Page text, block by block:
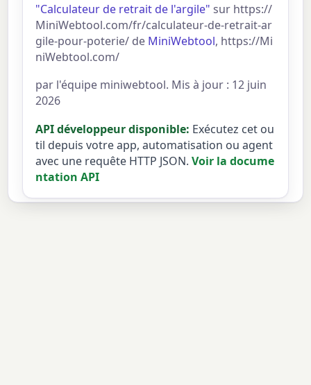
"Calculateur de retrait de l'argile" sur https://
MiniWebtool.com/fr/calculateur-de-retrait-ar
gile-pour-poterie/ de MiniWebtool, https://Mi
niWebtool.com/
par l'équipe miniwebtool. Mis à jour : 12 juin
2026
API développeur disponible: Exécutez cet ou
til depuis votre app, automatisation ou agent
avec une requête HTTP JSON. Voir la docume
ntation API